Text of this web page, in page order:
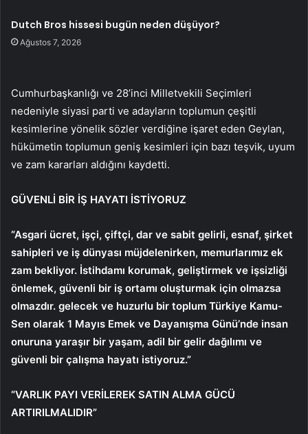
Dutch Bros hissesi bugün neden düşüyor?
Ağustos 7, 2026
Cumhurbaşkanlığı ve 28’inci Milletvekili Seçimleri
nedeniyle siyasi parti ve adayların toplumun çeşitli
kesimlerine yönelik sözler verdiğine işaret eden Geylan,
hükümetin toplumun geniş kesimleri için bazı teşvik, uyum
ve zam kararları aldığını kaydetti.
GÜVENLİ BİR İŞ HAYATI İSTİYORUZ
“Asgari ücret, işçi, çiftçi, dar ve sabit gelirli, esnaf, şirket
sahipleri ve iş dünyası müjdelenirken, memurlarımız ek
zam bekliyor. İstihdamı korumak, geliştirmek ve işsizliği
önlemek, güvenli bir iş ortamı oluşturmak için olmazsa
olmazdır. gelecek ve huzurlu bir toplum Türkiye Kamu-
Sen olarak 1 Mayıs Emek ve Dayanışma Günü’nde insan
onuruna yaraşır bir yaşam, adil bir gelir dağılımı ve
güvenli bir çalışma hayatı istiyoruz.”
“VARLIK PAYI VERİLEREK SATIN ALMA GÜCÜ
ARTIRILMALIDIR”